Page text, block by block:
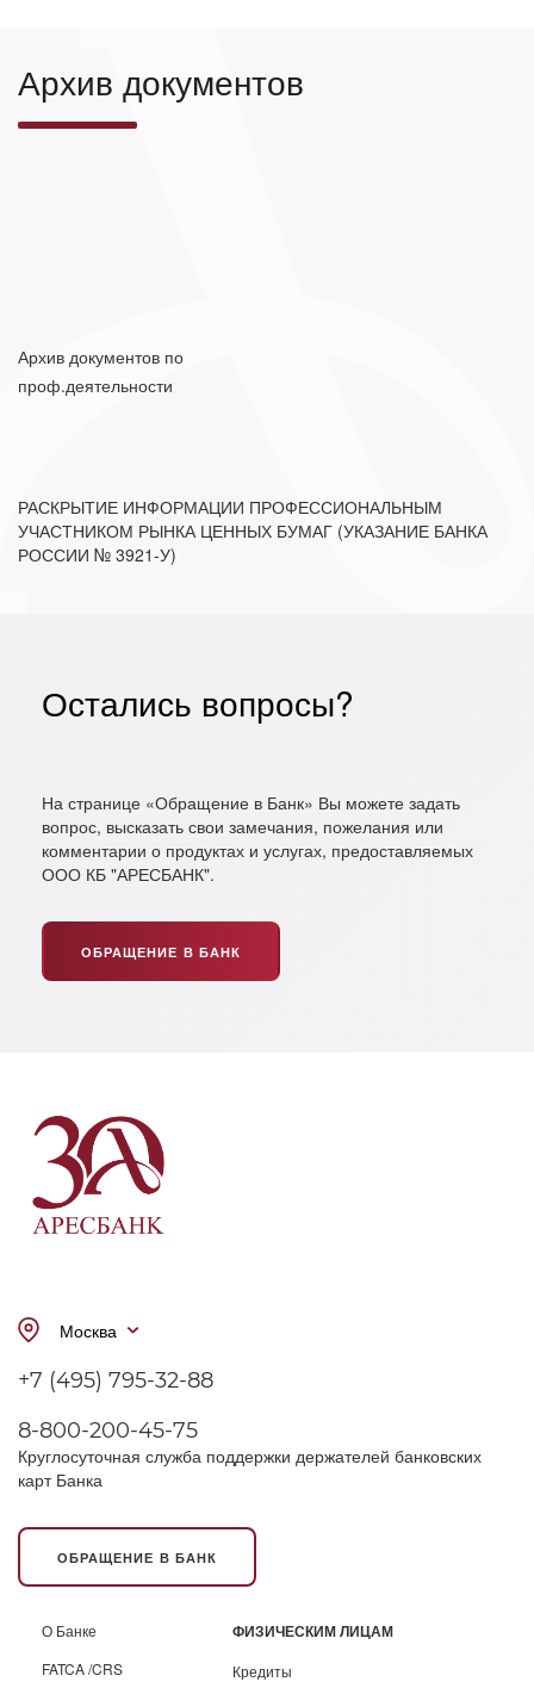
Архив документов
Формат
7Z.
Архив документов по
проф.деятельности
РАСКРЫТИЕ ИНФОРМАЦИИ ПРОФЕССИОНАЛЬНЫМ
УЧАСТНИКОМ РЫНКА ЦЕННЫХ БУМАГ (УКАЗАНИЕ БАНКА
РОССИИ № 3921-У)
Остались вопросы?
На странице «Обращение в Банк» Вы можете задать
вопрос, высказать свои замечания, пожелания или
комментарии о продуктах и услугах, предоставляемых
ООО КБ "АРЕСБАНК".
ОБРАЩЕНИЕ В БАНК
Москва
+7 (495) 795-32-88
8-800-200-45-75
Круглосуточная служба поддержки держателей банковских
карт Банка
ОБРАЩЕНИЕ В БАНК
О Банке
FATCA /CRS
ФИЗИЧЕСКИМ ЛИЦАМ
Кредиты